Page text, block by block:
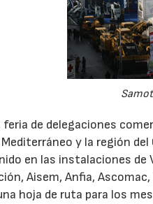
de delegaciones
y la región del
en las instalaciones
Aisem, Anfia,
hoja de ruta para los